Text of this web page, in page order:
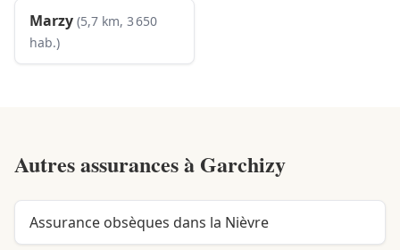
Marzy (5,7 km, 3 650
hab.)
Autres assurances à Garchizy
Assurance obsèques dans la Nièvre